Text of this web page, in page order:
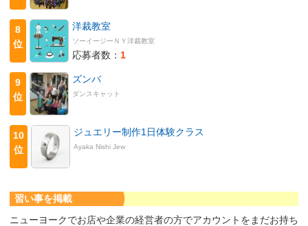
8
位
洋裁教室
ソーイージーＮＹ洋裁教室
応募者数： 1
9
位
ズンバ
ダンスキャット
10
位
ジュエリー制作1日体験クラス
Ayaka Nishi Jew
習い事を掲載
ニューヨークでお店や企業の経営者の方でアカウントをまだお持ち